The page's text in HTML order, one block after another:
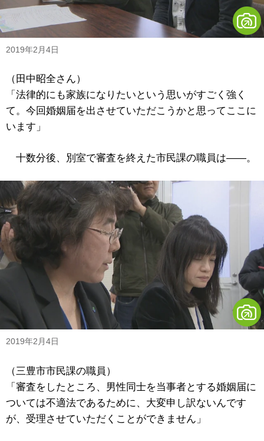
2019年2月4日
（田中昭全さん）
「法律的にも家族になりたいという思いがすごく強く
て。今回婚姻届を出させていただこうかと思ってここに
います」
十数分後、別室で審査を終えた市民課の職員は――。
2019年2月4日
（三豊市市民課の職員）
「審査をしたところ、男性同士を当事者とする婚姻届に
ついては不適法であるために、大変申し訳ないんです
が、受理させていただくことができません」